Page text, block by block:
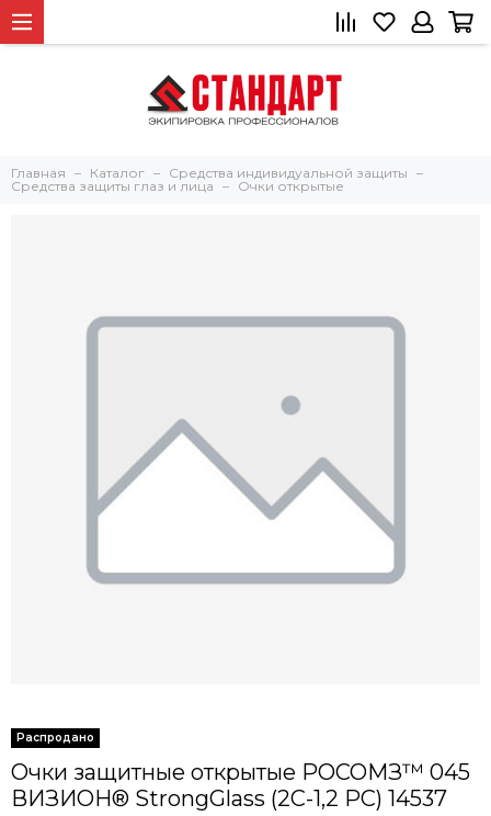
Главная Каталог
Средства индивидуальной защиты
Средства защиты глаз и лица
Очки открытые
Очки защитные открытые РОСОМЗ™ 045
ВИЗИОН® StrongGlass (2С-1,2 PC) 14537